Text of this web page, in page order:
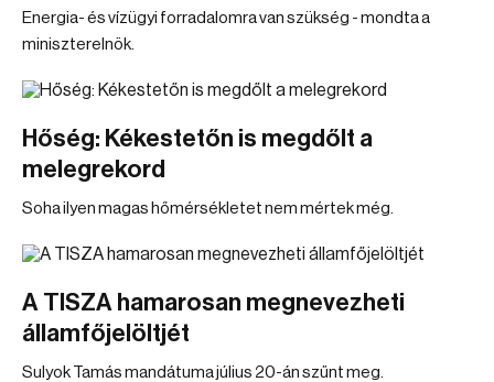
Energia- és vízügyi forradalomra van szükség - mondta a
miniszterelnök.
Hőség: Kékestetőn is megdőlt a
melegrekord
Soha ilyen magas hőmérsékletet nem mértek még.
A TISZA hamarosan megnevezheti
államfőjelöltjét
Sulyok Tamás mandátuma július 20-án szűnt meg.